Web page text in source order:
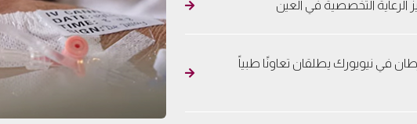
الرعاية التخصصية في العين
في نيويورك يطلقان تعاونًا طبياً